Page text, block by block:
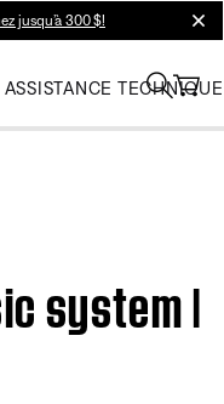
jusqu’à 300 $!
ASSISTANCE TECHNIQUE
system |